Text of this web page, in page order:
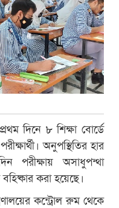
দিনে ৮ শিক্ষা বোর্ডে
অনুপস্থিতির হার
পরীক্ষায় অসাধুপন্থা
করা হয়েছে।
কন্ট্রোল রুম থেকে